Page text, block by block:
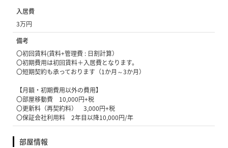
入居費
3万円
備考
〇初回賃料(賃料+管理費 : 日割計算）
〇初期費用は初回賃料＋入居費となります。
〇短期契約も承っております（1か月～3か月）
【月額・初期費用以外の費用】
〇部屋移動費 10,000円+税
〇更新料（再契約料） 3,000円+税
〇保証会社利用料 2年目以降10,000円/年
部屋情報